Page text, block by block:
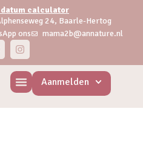
calculator
24, Baarle-Hertog
ons mama2b@annature.nl
Aanmelden